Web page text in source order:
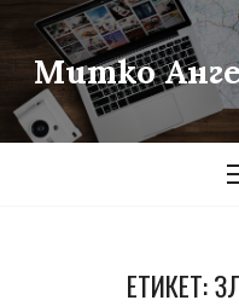
Митко
ЕТИКЕТ: